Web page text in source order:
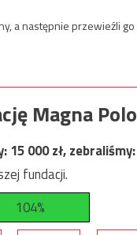
a następnie przewieźli
Magna
15 000zł, zebraliśmy:
fundacji.
104%